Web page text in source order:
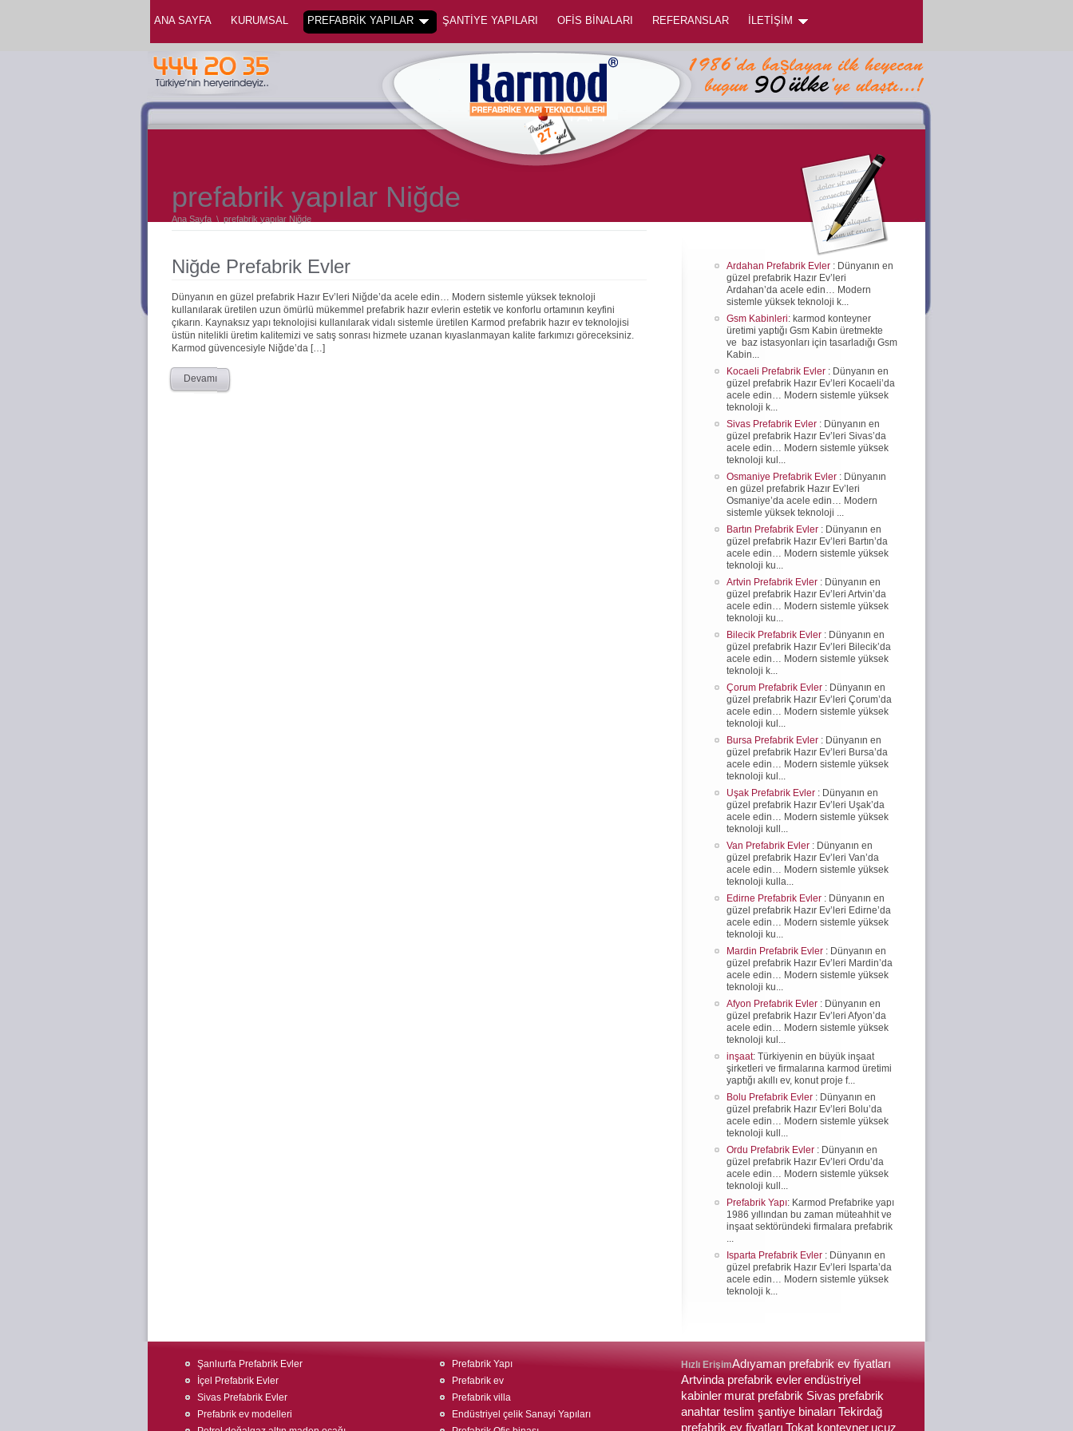
ANA SAYFA KURUMSAL PREFABRİK YAPILAR ŞANTİYE YAPILARI OFİS BİNALARI REFERANSLAR İLETİŞİM
prefabrik yapılar Niğde
Ana Sayfa \ prefabrik yapılar Niğde
Niğde Prefabrik Evler
Dünyanın en güzel prefabrik Hazır Ev’leri Niğde’da acele edin… Modern sistemle yüksek teknoloji
kullanılarak üretilen uzun ömürlü mükemmel prefabrik hazır evlerin estetik ve konforlu ortamının keyfini
çıkarın. Kaynaksız yapı teknolojisi kullanılarak vidalı sistemle üretilen Karmod prefabrik hazır ev teknolojisi
üstün nitelikli üretim kalitemizi ve satış sonrası hizmete uzanan kıyaslanmayan kalite farkımızı göreceksiniz.
Karmod güvencesiyle Niğde’da […]
Devamı
Ardahan Prefabrik Evler : Dünyanın en
güzel prefabrik Hazır Ev’leri
Ardahan’da acele edin… Modern
sistemle yüksek teknoloji k...
Gsm Kabinleri: karmod konteyner
üretimi yaptığı Gsm Kabin üretmekte
ve baz istasyonları için tasarladığı Gsm
Kabin...
Kocaeli Prefabrik Evler : Dünyanın en
güzel prefabrik Hazır Ev’leri Kocaeli’da
acele edin… Modern sistemle yüksek
teknoloji k...
Sivas Prefabrik Evler : Dünyanın en
güzel prefabrik Hazır Ev’leri Sivas’da
acele edin… Modern sistemle yüksek
teknoloji kul...
Osmaniye Prefabrik Evler : Dünyanın
en güzel prefabrik Hazır Ev’leri
Osmaniye’da acele edin… Modern
sistemle yüksek teknoloji ...
Bartın Prefabrik Evler : Dünyanın en
güzel prefabrik Hazır Ev’leri Bartın’da
acele edin… Modern sistemle yüksek
teknoloji ku...
Artvin Prefabrik Evler : Dünyanın en
güzel prefabrik Hazır Ev’leri Artvin’da
acele edin… Modern sistemle yüksek
teknoloji ku...
Bilecik Prefabrik Evler : Dünyanın en
güzel prefabrik Hazır Ev’leri Bilecik’da
acele edin… Modern sistemle yüksek
teknoloji k...
Çorum Prefabrik Evler : Dünyanın en
güzel prefabrik Hazır Ev’leri Çorum’da
acele edin… Modern sistemle yüksek
teknoloji kul...
Bursa Prefabrik Evler : Dünyanın en
güzel prefabrik Hazır Ev’leri Bursa’da
acele edin… Modern sistemle yüksek
teknoloji kul...
Uşak Prefabrik Evler : Dünyanın en
güzel prefabrik Hazır Ev’leri Uşak’da
acele edin… Modern sistemle yüksek
teknoloji kull...
Van Prefabrik Evler : Dünyanın en
güzel prefabrik Hazır Ev’leri Van’da
acele edin… Modern sistemle yüksek
teknoloji kulla...
Edirne Prefabrik Evler : Dünyanın en
güzel prefabrik Hazır Ev’leri Edirne’da
acele edin… Modern sistemle yüksek
teknoloji ku...
Mardin Prefabrik Evler : Dünyanın en
güzel prefabrik Hazır Ev’leri Mardin’da
acele edin… Modern sistemle yüksek
teknoloji ku...
Afyon Prefabrik Evler : Dünyanın en
güzel prefabrik Hazır Ev’leri Afyon’da
acele edin… Modern sistemle yüksek
teknoloji kul...
inşaat: Türkiyenin en büyük inşaat
şirketleri ve firmalarına karmod üretimi
yaptığı akıllı ev, konut proje f...
Bolu Prefabrik Evler : Dünyanın en
güzel prefabrik Hazır Ev’leri Bolu’da
acele edin… Modern sistemle yüksek
teknoloji kull...
Ordu Prefabrik Evler : Dünyanın en
güzel prefabrik Hazır Ev’leri Ordu’da
acele edin… Modern sistemle yüksek
teknoloji kull...
Prefabrik Yapı: Karmod Prefabrike yapı
1986 yıllından bu zaman müteahhit ve
inşaat sektöründeki firmalara prefabrik
...
Isparta Prefabrik Evler : Dünyanın en
güzel prefabrik Hazır Ev’leri Isparta’da
acele edin… Modern sistemle yüksek
teknoloji k...
Şanlıurfa Prefabrik Evler
İçel Prefabrik Evler
Sivas Prefabrik Evler
Prefabrik ev modelleri
Prefabrik Yapı
Prefabrik ev
Prefabrik villa
Endüstriyel çelik Sanayi Yapıları
Hızlı ErişimAdıyaman prefabrik ev fiyatları
Artvinda prefabrik evlerendüstriyel
kabinler murat prefabrik Sivas prefabrik
anahtar teslim şantiye binaları Tekirdağ
prefabrik ev fiyatları Tokat konteyner ucuz